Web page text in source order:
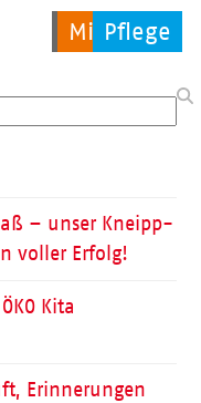
Allgemein
Migration
Pflege
– unser Kneipp-
voller Erfolg!
Kita
Erinnerungen